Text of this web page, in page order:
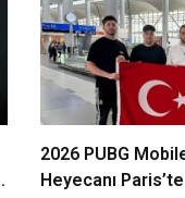
2026 PUBG
Heyecanı